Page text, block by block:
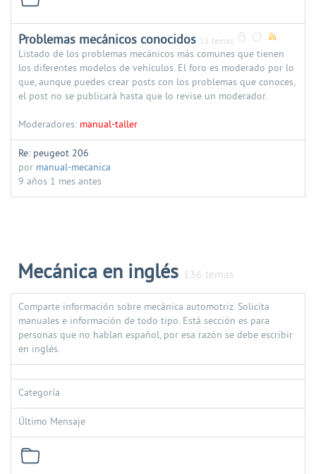
Problemas mecánicos conocidos 11 temas
Listado de los problemas mecánicos más comunes que tienen
los diferentes modelos de vehículos. El foro es moderado por lo
que, aunque puedes crear posts con los problemas que conoces,
el post no se publicará hasta que lo revise un moderador.
Moderadores: manual-taller
Re: peugeot 206
por manual-mecanica
9 años 1 mes antes
Mecánica en inglés 136 temas
Comparte información sobre mecánica automotriz. Solicita
manuales e información de todo tipo. Está sección es para
personas que no hablan español, por esa razón se debe escribir
en inglés.
Categoría
Último Mensaje